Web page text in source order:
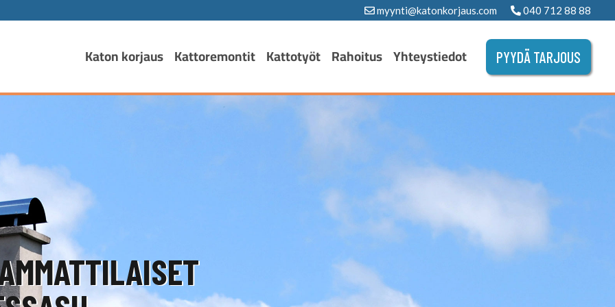
myynti@katonkorjaus.com 040 712 88 88
Katon korjaus Kattoremontit Kattotyöt Rahoitus Yhteystiedot PYYDÄ TARJOUS